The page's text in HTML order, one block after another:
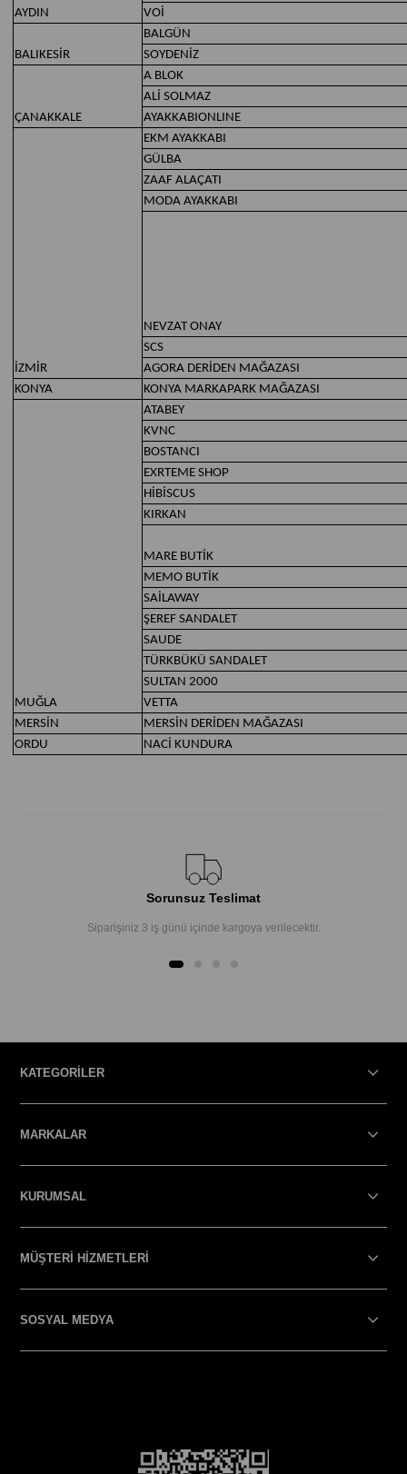
AYDIN
VOİ
BALIKESİR
BALGÜN
SOYDENİZ
ÇANAKKALE
A BLOK
ALİ SOLMAZ
AYAKKABIONLINE
İZMİR
EKM AYAKKABI
GÜLBA
ZAAF ALAÇATI
MODA AYAKKABI
NEVZAT ONAY
SCS
AGORA DERİDEN MAĞAZASI
KONYA
KONYA MARKAPARK MAĞAZASI
MUĞLA
ATABEY
KVNC
BOSTANCI
EXRTEME SHOP
HİBİSCUS
KIRKAN
MARE BUTİK
MEMO BUTİK
SAİLAWAY
ŞEREF SANDALET
SAUDE
TÜRKBÜKÜ SANDALET
SULTAN 2000
VETTA
MERSİN
MERSİN DERİDEN MAĞAZASI
ORDU
NACİ KUNDURA
Sorunsuz Teslimat
Siparişiniz 3 iş günü içinde kargoya verilecektir.
KATEGORİLER
MARKALAR
KURUMSAL
MÜŞTERİ HİZMETLERİ
SOSYAL MEDYA